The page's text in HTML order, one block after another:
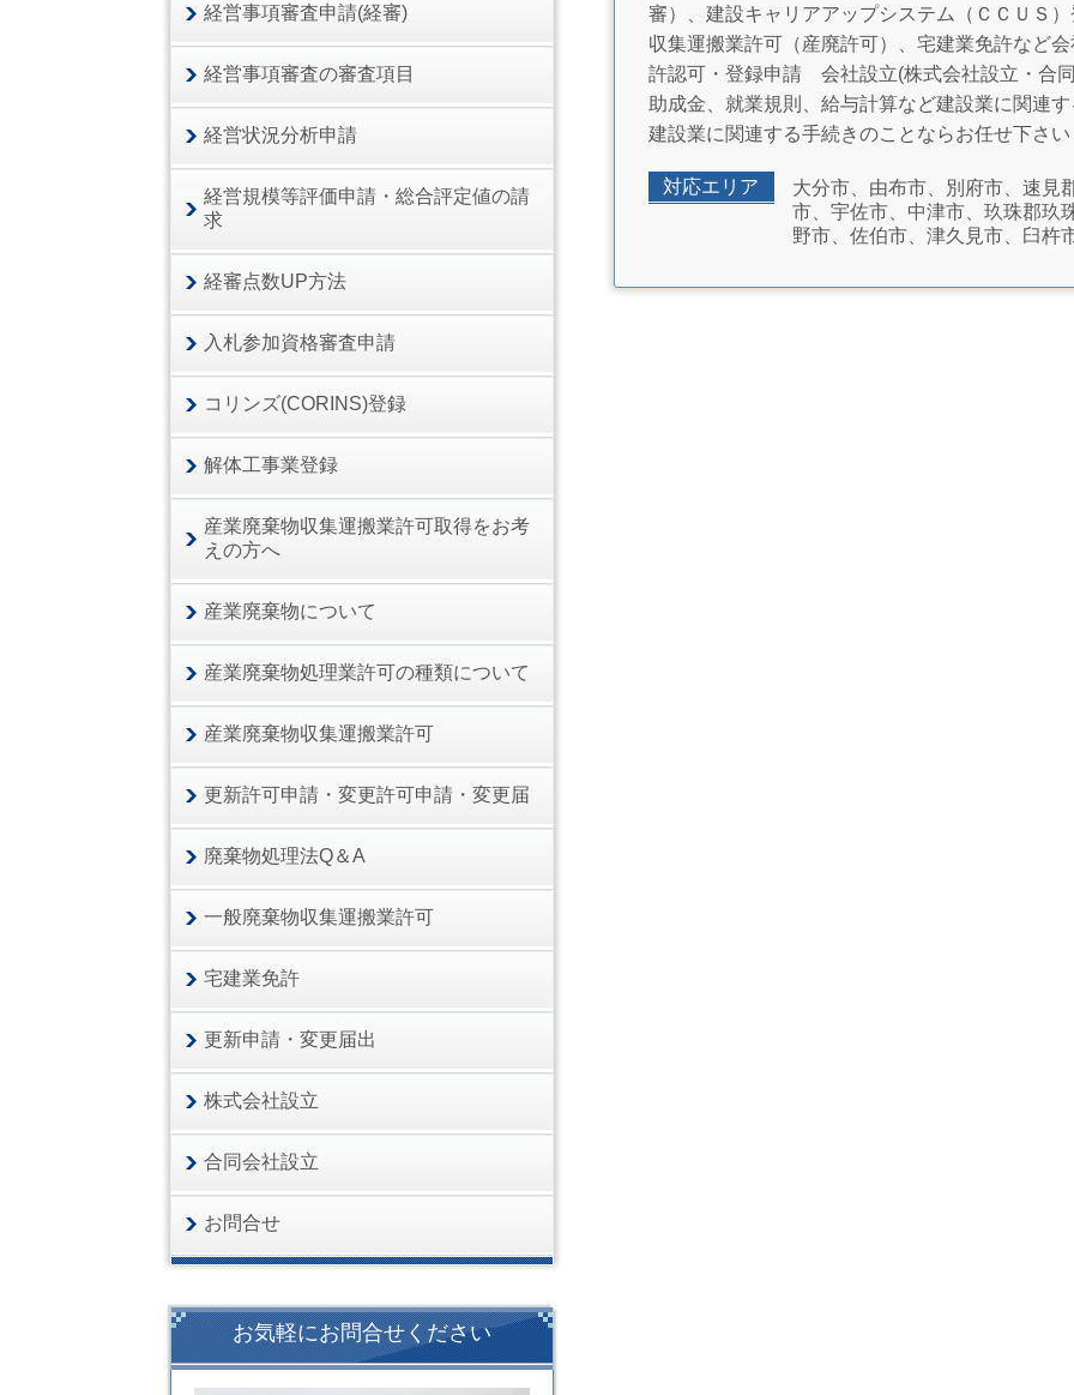
審）、建設キャリアアップシステム（ＣＣＵＳ
収集運搬業許可（産廃許可）、宅建業免許など
許認可・登録申請 会社設立(株式会社設立・合
助成金、就業規則、給与計算など建設業に関連
建設業に関連する手続きのことならお任せ下さい
対応エリア
大分市、由布市、別府市、速見
市、宇佐市、中津市、玖珠郡玖
野市、佐伯市、津久見市、臼杵
経営事項審査申請(経審)
経営事項審査の審査項目
経営状況分析申請
経営規模等評価申請・総合評定値の請
求
経審点数UP方法
入札参加資格審査申請
コリンズ(CORINS)登録
解体工事業登録
産業廃棄物収集運搬業許可取得をお考
えの方へ
産業廃棄物について
産業廃棄物処理業許可の種類について
産業廃棄物収集運搬業許可
更新許可申請・変更許可申請・変更届
廃棄物処理法Q＆A
一般廃棄物収集運搬業許可
宅建業免許
更新申請・変更届出
株式会社設立
合同会社設立
お問合せ
お気軽にお問合せください